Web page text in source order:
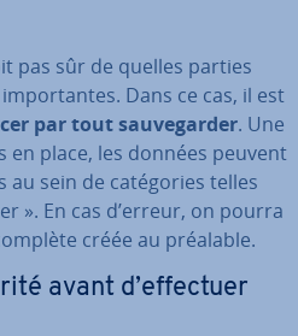
pas sûr de quelles parties
Dans ce cas, il est
par tout sau­ve­gar­der. Une
en place, les données peuvent
au sein de ca­té­go­ries telles
». En cas d’erreur, on pourra
créée au préalable.
avant d’effectuer